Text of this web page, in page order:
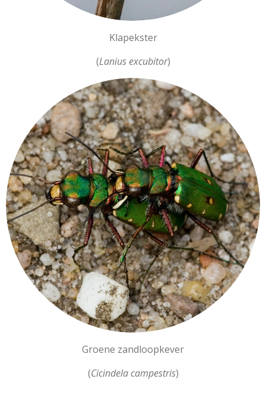
Klapekster
(Lanius excubitor)
Groene zandloopkever
(Cicindela campestris)